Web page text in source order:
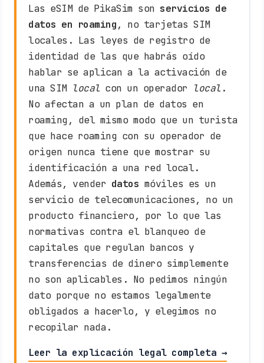
Las eSIM de PikaSim son servicios de
datos en roaming, no tarjetas SIM
locales. Las leyes de registro de
identidad de las que habrás oído
hablar se aplican a la activación de
una SIM local con un operador local .
No afectan a un plan de datos en
roaming, del mismo modo que un turista
que hace roaming con su operador de
origen nunca tiene que mostrar su
identificación a una red local.
Además, vender datos móviles es un
servicio de telecomunicaciones, no un
producto financiero, por lo que las
normativas contra el blanqueo de
capitales que regulan bancos y
transferencias de dinero simplemente
no son aplicables. No pedimos ningún
dato porque no estamos legalmente
obligados a hacerlo, y elegimos no
recopilar nada.
Leer la explicación legal completa →